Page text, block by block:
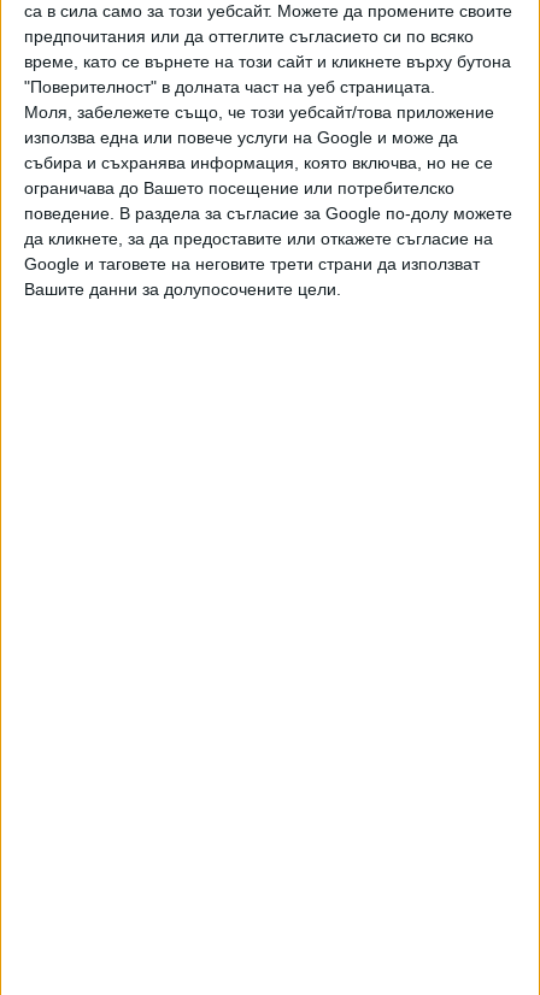
са в сила само за този уебсайт. Можете да промените своите
предпочитания или да оттеглите съгласието си по всяко
време, като се върнете на този сайт и кликнете върху бутона
"Поверителност" в долната част на уеб страницата.
Моля, забележете също, че този уебсайт/това приложение
използва една или повече услуги на Google и може да
събира и съхранява информация, която включва, но не се
ограничава до Вашето посещение или потребителско
поведение. В раздела за съгласие за Google по-долу можете
да кликнете, за да предоставите или откажете съгласие на
Google и таговете на неговите трети страни да използват
Вашите данни за долупосочените цели.
медицински кадри. Д-р Кондева изтъкна проекта на
стойност 15 милиона лева за насърчаване на
специализациите в специалности и области с недостиг
на специалисти, като най-големи стимули са предвидени
именно за педиатрията. За болницата например ще са
нужни 500 медицински сестри. Разработена е и
стратегия във връзка с недостига на медицински
сестри, посочи още здравният министър. Попитана от
медиите за статута на бъдещата детска болница, д-р
Кондева заяви, че темата се обсъжда, но изрази мнение,
че лечебното заведение трябва да бъде със специален